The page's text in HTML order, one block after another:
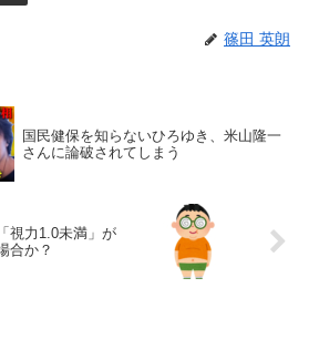
篠田 英朗
国民健保を知らないひろゆき、米山隆一
さんに論破されてしまう
視力1.0未満」が
合か？